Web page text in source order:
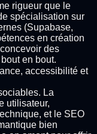
rigueur que le
spécialisation sur
(Supabase,
en création
des
en bout.
accessibilité et
La
utilisateur,
et le SEO
bien